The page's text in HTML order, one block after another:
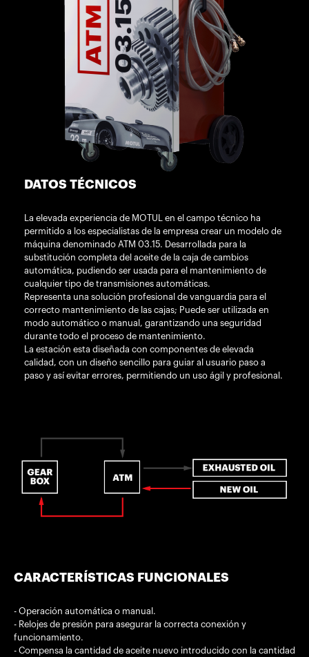
DATOS TÉCNICOS
La elevada experiencia de MOTUL en el campo técnico ha
permitido a los especialistas de la empresa crear un modelo de
máquina denominado ATM 03.15. Desarrollada para la
substitución completa del aceite de la caja de cambios
automática, pudiendo ser usada para el mantenimiento de
cualquier tipo de transmisiones automáticas.
Representa una solución profesional de vanguardia para el
correcto mantenimiento de las cajas; Puede ser utilizada en
modo automático o manual, garantizando una seguridad
durante todo el proceso de mantenimiento.
La estación esta diseñada con componentes de elevada
calidad, con un diseño sencillo para guiar al usuario paso a
paso y así evitar errores, permitiendo un uso ágil y profesional.
CARACTERÍSTICAS FUNCIONALES
- Operación automática o manual.
- Relojes de presión para asegurar la correcta conexión y
funcionamiento.
- Compensa la cantidad de aceite nuevo introducido con la cantidad